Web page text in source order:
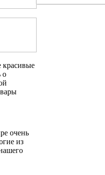
о
очень
из